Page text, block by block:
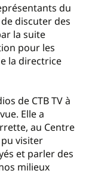
du
discuter des
la suite
pour les
la directrice
de CTB TV à
Elle a
au Centre
pu visiter
et parler des
milieux